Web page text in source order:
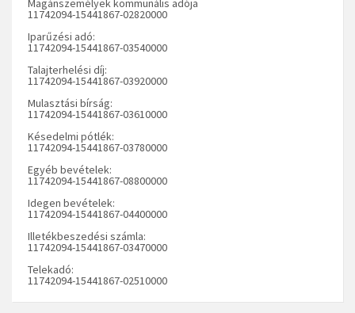
Magánszemélyek kommunális adója
11742094-15441867-02820000
Iparűzési adó:
11742094-15441867-03540000
Talajterhelési díj:
11742094-15441867-03920000
Mulasztási bírság:
11742094-15441867-03610000
Késedelmi pótlék:
11742094-15441867-03780000
Egyéb bevételek:
11742094-15441867-08800000
Idegen bevételek:
11742094-15441867-04400000
Illetékbeszedési számla:
11742094-15441867-03470000
Telekadó:
11742094-15441867-02510000